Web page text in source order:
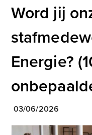
Word jij
Energie?
03/06/2026